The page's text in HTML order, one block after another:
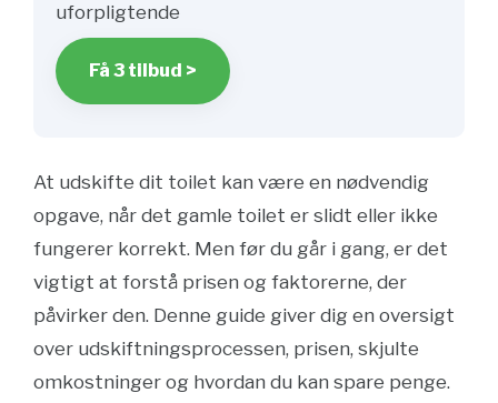
uforpligtende
Få 3 tilbud >
At udskifte dit toilet kan være en nødvendig
opgave, når det gamle toilet er slidt eller ikke
fungerer korrekt. Men før du går i gang, er det
vigtigt at forstå prisen og faktorerne, der
påvirker den. Denne guide giver dig en oversigt
over udskiftningsprocessen, prisen, skjulte
omkostninger og hvordan du kan spare penge.